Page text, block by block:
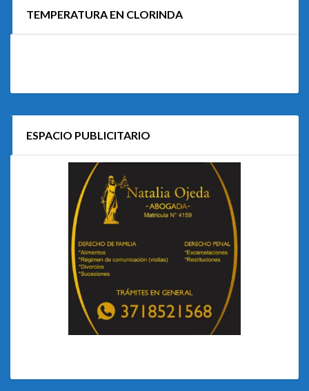
TEMPERATURA EN CLORINDA
ESPACIO PUBLICITARIO